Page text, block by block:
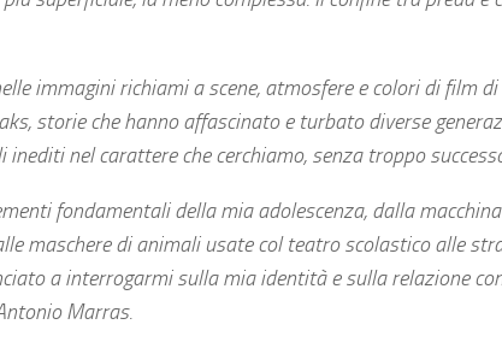
immagini richiami a scene, atmosfere e colori di film
storie che hanno affascinato e turbato diverse
nel carattere che cerchiamo, senza troppo
fondamentali della mia adolescenza, dalla
maschere di animali usate col teatro scolastico alle
a interrogarmi sulla mia identità e sulla relazione
Marras.